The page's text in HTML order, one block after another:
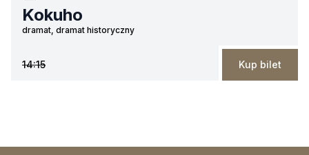
Kokuho
dramat, dramat historyczny
14:15 Kup bilet